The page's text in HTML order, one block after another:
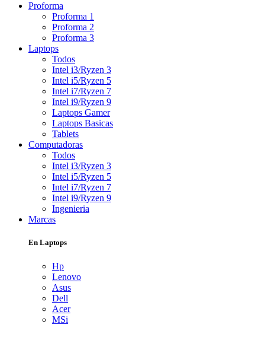
Proforma
Proforma 1
Proforma 2
Proforma 3
Laptops
Todos
Intel i3/Ryzen 3
Intel i5/Ryzen 5
Intel i7/Ryzen 7
Intel i9/Ryzen 9
Laptops Gamer
Laptops Basicas
Tablets
Computadoras
Todos
Intel i3/Ryzen 3
Intel i5/Ryzen 5
Intel i7/Ryzen 7
Intel i9/Ryzen 9
Ingenieria
Marcas
En Laptops
Hp
Lenovo
Asus
Dell
Acer
MSi